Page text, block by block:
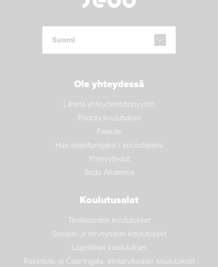
Koulutusalat
Teollisuuden koulutukset
Sosiaali- ja terveysalan koulutukset
Logistiikan koulutukset
Ravintola- ja Cateringala, elintarvikealan koulutukset
Ole yhteydessä
Lähetä yhteydenottopyyntö
Ehdota koulutuksia
Palaute
Hae asiantuntijaksi / kouluttajaksi
Yhteystiedot
Sedu Akatemia
Suomi